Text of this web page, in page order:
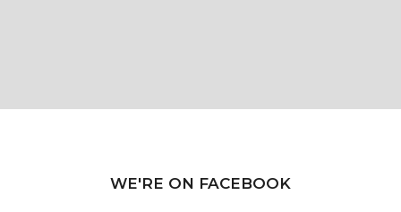
WE'RE ON FACEBOOK